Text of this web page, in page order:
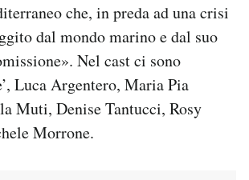
che, in preda ad una crisi
dal mondo marino e dal suo
Nel cast ci sono
Luca Argentero, Maria Pia
Muti, Denise Tantucci, Rosy
Morrone.